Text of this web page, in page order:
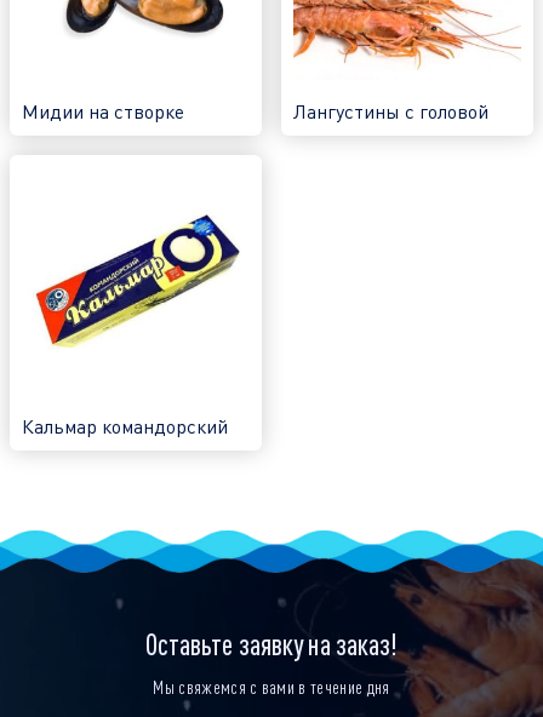
Мидии на створке Лангустины c головой
Кальмар командорский
Оставьте заявку на заказ!
Мы свяжемся с вами в течение дня